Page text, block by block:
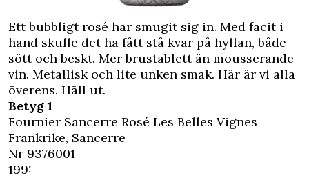
Ett bubbligt rosé har smugit sig in. Med facit i
hand skulle det ha fått stå kvar på hyllan, både
sött och beskt. Mer brustablett än mousserande
vin. Metallisk och lite unken smak. Här är vi alla
överens. Häll ut.
Betyg 1
Fournier Sancerre Rosé Les Belles Vignes
Frankrike, Sancerre
Nr 9376001
199:-